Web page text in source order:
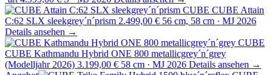
CUBE CUBE Attain
C:62 SLX sleekgrey´n´prism 2.499,00 € 56 cm, 58 cm · MJ 2026
Details ansehen →
CUBE
CUBE Kathmandu Hybrid ONE 800 metallicgrey´n´grey
(Modelljahr 2026) 3.199,00 € 58 cm · MJ 2026 Details ansehen →